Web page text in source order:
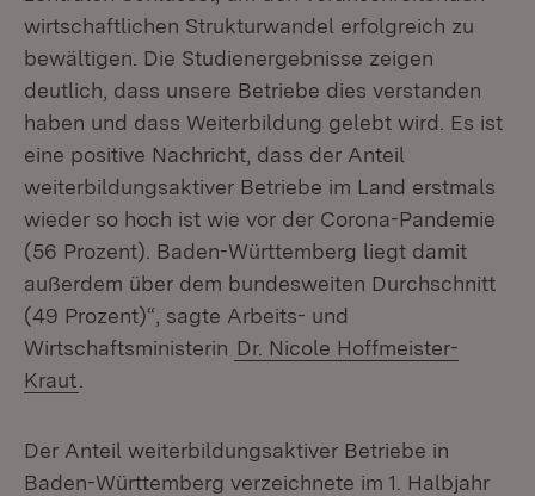
wirtschaftlichen Strukturwandel erfolgreich zu
bewältigen. Die Studienergebnisse zeigen
deutlich, dass unsere Betriebe dies verstanden
haben und dass Weiterbildung gelebt wird. Es ist
eine positive Nachricht, dass der Anteil
weiterbildungsaktiver Betriebe im Land erstmals
wieder so hoch ist wie vor der Corona-Pandemie
(56 Prozent). Baden-Württemberg liegt damit
außerdem über dem bundesweiten Durchschnitt
(49 Prozent)“, sagte Arbeits- und
Wirtschaftsministerin Dr. Nicole Hoffmeister-
Kraut
Der Anteil weiterbildungsaktiver Betriebe in
Baden-Württemberg verzeichnete im 1. Halbjahr